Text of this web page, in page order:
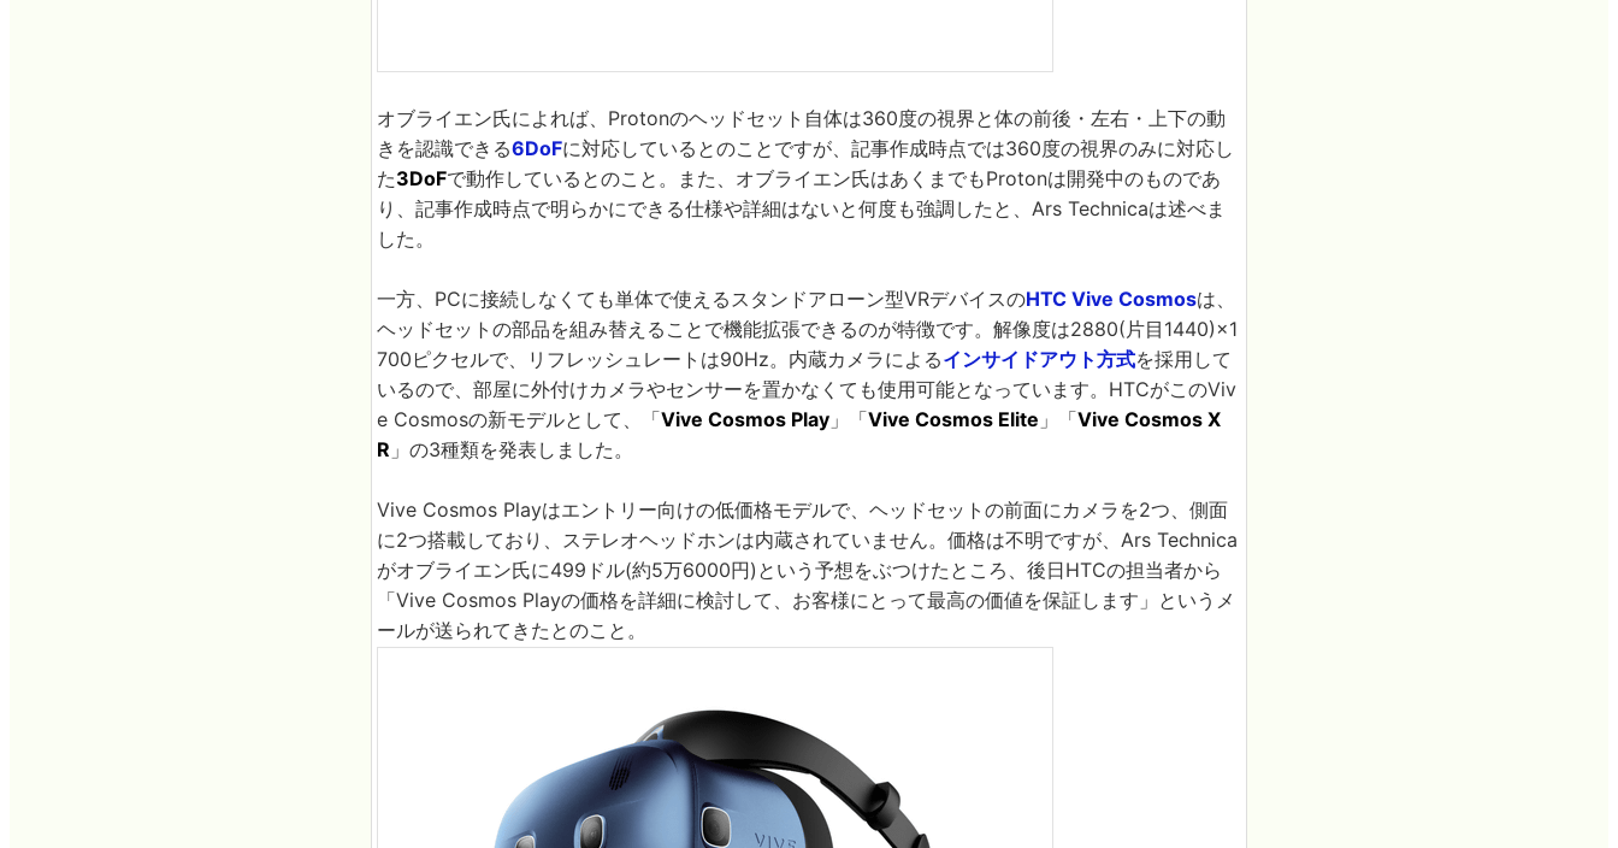
オブライエン氏によれば、Protonのヘッドセット自体は360度の視界と体の前後・左右・上下の動
きを認識できる6DoFに対応しているとのことですが、記事作成時点では360度の視界のみに対応し
た3DoFで動作しているとのこと。また、オブライエン氏はあくまでもProtonは開発中のものであ
り、記事作成時点で明らかにできる仕様や詳細はないと何度も強調したと、Ars Technicaは述べま
した。
一方、PCに接続しなくても単体で使えるスタンドアローン型VRデバイスのHTC Vive Cosmosは、
ヘッドセットの部品を組み替えることで機能拡張できるのが特徴です。解像度は2880(片目1440)×1
700ピクセルで、リフレッシュレートは90Hz。内蔵カメラによるインサイドアウト方式を採用して
いるので、部屋に外付けカメラやセンサーを置かなくても使用可能となっています。HTCがこのViv
e Cosmosの新モデルとして、「Vive Cosmos Play 」「Vive Cosmos Elite 」「Vive Cosmos X
R 」の3種類を発表しました。
Vive Cosmos Playはエントリー向けの低価格モデルで、ヘッドセットの前面にカメラを2つ、側面
に2つ搭載しており、ステレオヘッドホンは内蔵されていません。価格は不明ですが、Ars Technica
がオブライエン氏に499ドル(約5万6000円)という予想をぶつけたところ、後日HTCの担当者から
「Vive Cosmos Playの価格を詳細に検討して、お客様にとって最高の価値を保証します」というメ
ールが送られてきたとのこと。